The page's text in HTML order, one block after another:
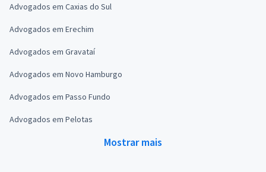
Advogados em Caxias do Sul
Advogados em Erechim
Advogados em Gravataí
Advogados em Novo Hamburgo
Advogados em Passo Fundo
Advogados em Pelotas
Mostrar mais